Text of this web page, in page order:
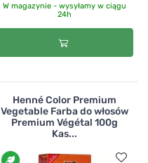
W magazynie - wysyłamy w ciągu
24h
Henné Color Premium
Vegetable Farba do włosów
Premium Végétal 100g
Kas...